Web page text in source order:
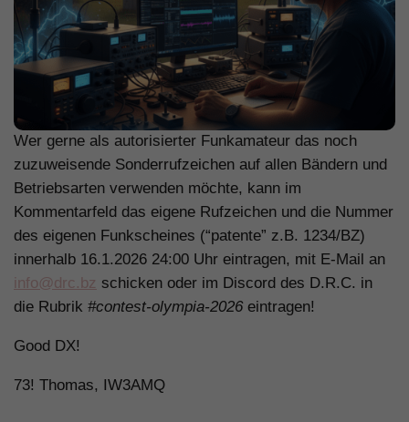
Wer gerne als autorisierter Funkamateur das noch
zuzuweisende Sonderrufzeichen auf allen Bändern und
Betriebsarten verwenden möchte, kann im
Kommentarfeld das eigene Rufzeichen und die Nummer
des eigenen Funkscheines (“patente” z.B. 1234/BZ)
innerhalb 16.1.2026 24:00 Uhr eintragen, mit E-Mail an
info@drc.bz schicken oder im Discord des D.R.C. in
die Rubrik #contest-olympia-2026 eintragen!
Good DX!
73! Thomas, IW3AMQ